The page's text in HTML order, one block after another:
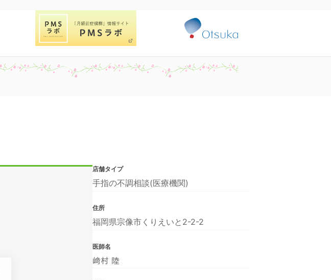
店舗タイプ
手指の不調相談(医療機関)
住所
福岡県宗像市くりえいと2-2-2
医師名
﨑村 陸